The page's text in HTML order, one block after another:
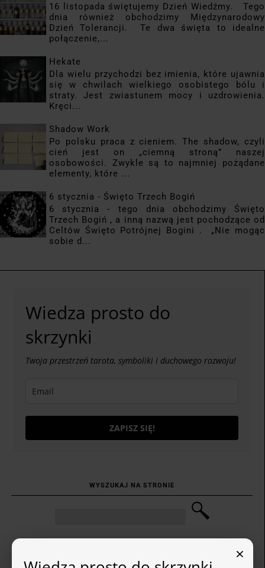
16 listopada świętujemy Dzień Wiedźmy. Tego
dnia również obchodzimy Międzynarodowy
Dzień Tolerancji. Te dwa święta to idealne
połączenie,...
Hekate
Dla wielu przychodzi bez imienia, które ujawnia
się w chwilach wielkiego osobistego bólu i
straty. Jest zwiastunem mocy i uzdrowienia.
Kręci...
Shadow Work
Po polsku praca z cieniem. The shadow, czyli
cień jest on „ciemną stroną” naszej
osobowości. Zwykle są to najmniej pożądane
elementy, które ...
6 stycznia - Święto Trzech Bogiń
6 stycznia - tego dnia obchodzimy Święto
Trzech Bogiń , a inną nazwą jest pochodzące od
Celtów Święto Potrójnej Bogini . „Nie mogąc
sobie d...
Wiedza prosto do
skrzynki
Twoja przestrzeń tarota, symboliki i duchowego rozwoju!
ZAPISZ SIĘ!
WYSZUKAJ NA STRONIE
×